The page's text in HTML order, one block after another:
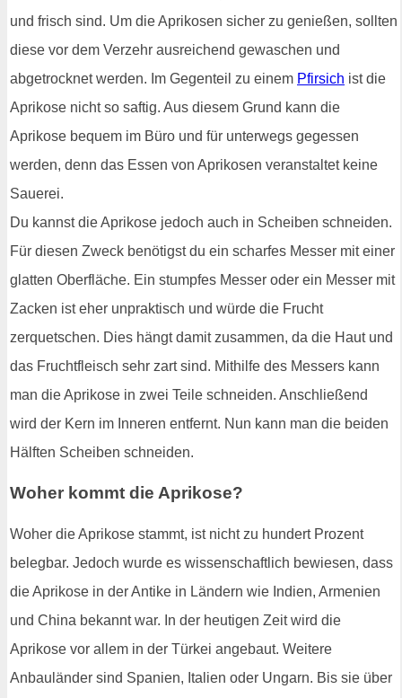
und frisch sind. Um die Aprikosen sicher zu genießen, sollten
diese vor dem Verzehr ausreichend gewaschen und
abgetrocknet werden. Im Gegenteil zu einem Pfirsich ist die
Aprikose nicht so saftig. Aus diesem Grund kann die
Aprikose bequem im Büro und für unterwegs gegessen
werden, denn das Essen von Aprikosen veranstaltet keine
Sauerei.
Du kannst die Aprikose jedoch auch in Scheiben schneiden.
Für diesen Zweck benötigst du ein scharfes Messer mit einer
glatten Oberfläche. Ein stumpfes Messer oder ein Messer mit
Zacken ist eher unpraktisch und würde die Frucht
zerquetschen. Dies hängt damit zusammen, da die Haut und
das Fruchtfleisch sehr zart sind. Mithilfe des Messers kann
man die Aprikose in zwei Teile schneiden. Anschließend
wird der Kern im Inneren entfernt. Nun kann man die beiden
Hälften Scheiben schneiden.
Woher kommt die Aprikose?
Woher die Aprikose stammt, ist nicht zu hundert Prozent
belegbar. Jedoch wurde es wissenschaftlich bewiesen, dass
die Aprikose in der Antike in Ländern wie Indien, Armenien
und China bekannt war. In der heutigen Zeit wird die
Aprikose vor allem in der Türkei angebaut. Weitere
Anbauländer sind Spanien, Italien oder Ungarn. Bis sie über